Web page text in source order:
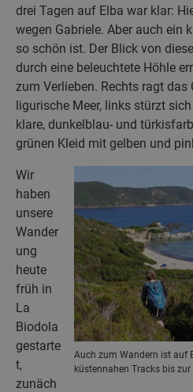
drei Tagen auf Elba war klar:
wegen Gabriele. Aber auch ein
so schön ist. Der Blick von
durch eine beleuchtete Höhle
zum Verlieben. Rechts ragt das
ligurische Meer, links stürzt
klare, dunkelblau- und
grünen Kleid mit gelben und
Auch zum Wandern ist auf
küstennahen Tracks bis zur
Wir
haben
unsere
Wander
ung
heute
früh in
La
Biodola
gestarte
t,
zunäch